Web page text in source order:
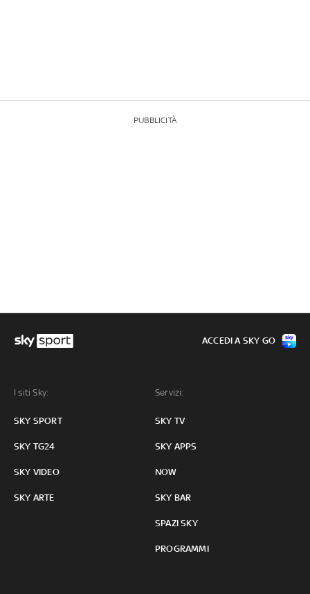
PUBBLICITÀ
I siti Sky:
SKY SPORT
SKY TG24
SKY VIDEO
SKY ARTE
Servizi:
SKY TV
SKY APPS
NOW
SKY BAR
SPAZI SKY
PROGRAMMI
ACCEDI A SKY GO